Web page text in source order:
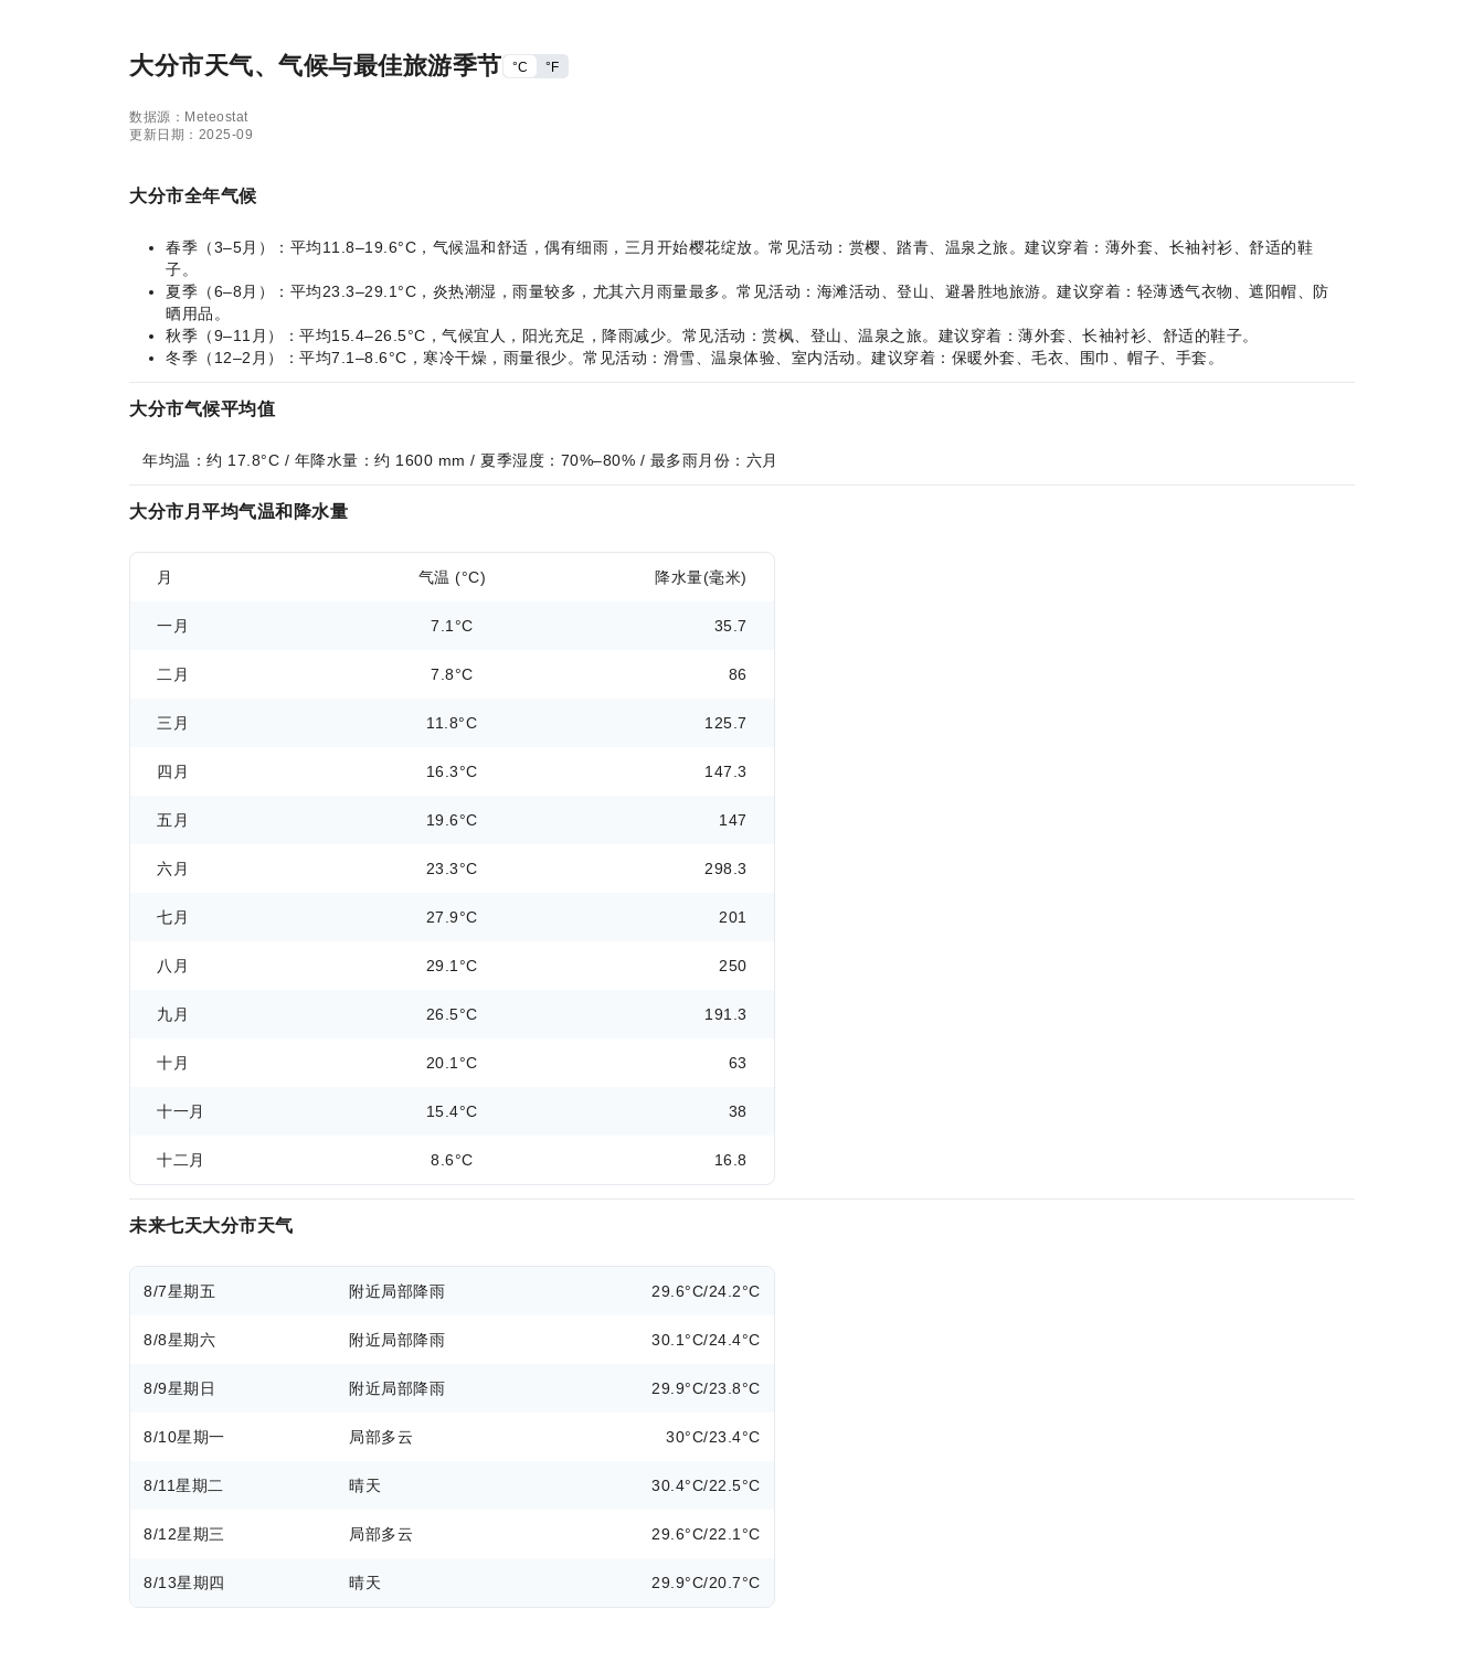
大分市天气、气候与最佳旅游季节 °C °F
数据源：Meteostat
更新日期：2025-09
大分市全年气候
春季（3–5月）：平均11.8–19.6°C，气候温和舒适，偶有细雨，三月开始樱花绽放。常见活动：赏樱、踏青、温泉之旅。建议穿着：薄外套、长袖衬衫、舒适的鞋
子。
夏季（6–8月）：平均23.3–29.1°C，炎热潮湿，雨量较多，尤其六月雨量最多。常见活动：海滩活动、登山、避暑胜地旅游。建议穿着：轻薄透气衣物、遮阳帽、防
晒用品。
秋季（9–11月）：平均15.4–26.5°C，气候宜人，阳光充足，降雨减少。常见活动：赏枫、登山、温泉之旅。建议穿着：薄外套、长袖衬衫、舒适的鞋子。
冬季（12–2月）：平均7.1–8.6°C，寒冷干燥，雨量很少。常见活动：滑雪、温泉体验、室内活动。建议穿着：保暖外套、毛衣、围巾、帽子、手套。
大分市气候平均值
年均温：约 17.8°C / 年降水量：约 1600 mm / 夏季湿度：70%–80% / 最多雨月份：六月
大分市月平均气温和降水量
月 气温 (°C) 降水量(毫米)
一月 7.1°C 35.7
二月 7.8°C 86
三月 11.8°C 125.7
四月 16.3°C 147.3
五月 19.6°C 147
六月 23.3°C 298.3
七月 27.9°C 201
八月 29.1°C 250
九月 26.5°C 191.3
十月 20.1°C 63
十一月 15.4°C 38
十二月 8.6°C 16.8
未来七天大分市天气
8/7星期五 附近局部降雨 29.6°C/24.2°C
8/8星期六 附近局部降雨 30.1°C/24.4°C
8/9星期日 附近局部降雨 29.9°C/23.8°C
8/10星期一 局部多云 30°C/23.4°C
8/11星期二 晴天 30.4°C/22.5°C
8/12星期三 局部多云 29.6°C/22.1°C
8/13星期四 晴天 29.9°C/20.7°C